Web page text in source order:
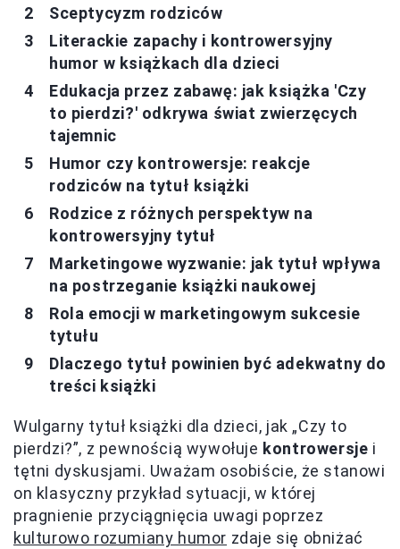
Sceptycyzm rodziców
Literackie zapachy i kontrowersyjny
humor w książkach dla dzieci
Edukacja przez zabawę: jak książka 'Czy
to pierdzi?' odkrywa świat zwierzęcych
tajemnic
Humor czy kontrowersje: reakcje
rodziców na tytuł książki
Rodzice z różnych perspektyw na
kontrowersyjny tytuł
Marketingowe wyzwanie: jak tytuł wpływa
na postrzeganie książki naukowej
Rola emocji w marketingowym sukcesie
tytułu
Dlaczego tytuł powinien być adekwatny do
treści książki
Wulgarny tytuł książki dla dzieci, jak „Czy to
pierdzi?”, z pewnością wywołuje kontrowersje i
tętni dyskusjami. Uważam osobiście, że stanowi
on klasyczny przykład sytuacji, w której
pragnienie przyciągnięcia uwagi poprzez
kulturowo rozumiany humor zdaje się obniżać